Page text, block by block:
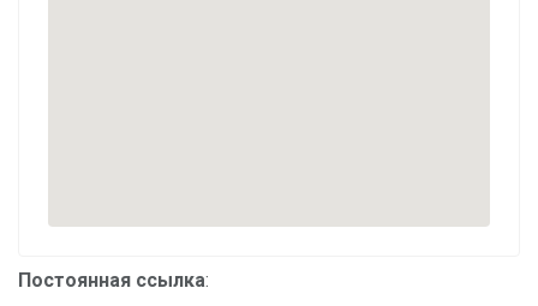
Постоянная ссылка: